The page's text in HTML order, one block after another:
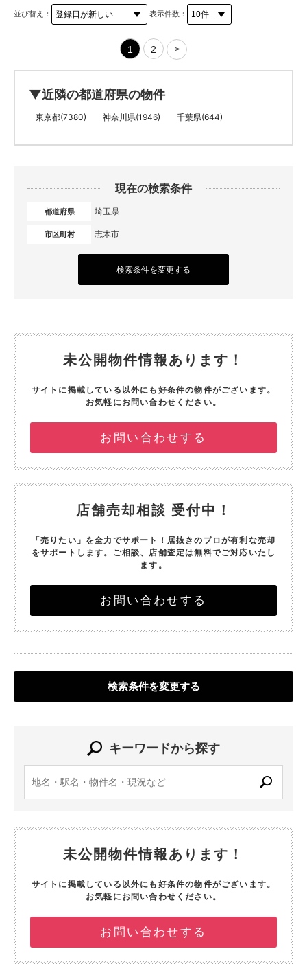
並び替え： 表示件数：
1 2 >
▼近隣の都道府県の物件
東京都(7380) 神奈川県(1946) 千葉県(644)
現在の検索条件
都道府県 埼玉県
市区町村 志木市
検索条件を変更する
未公開物件情報あります！
サイトに掲載している以外にも好条件の物件がございます。
お気軽にお問い合わせください。
お問い合わせする
店舗売却相談 受付中！
「売りたい」を全力でサポート！ 居抜きのプロが有利な売却
をサポートします。 ご相談、店舗査定は無料でご対応いたし
ます。
お問い合わせする
検索条件を変更する
キーワードから探す
未公開物件情報あります！
サイトに掲載している以外にも好条件の物件がございます。
お気軽にお問い合わせください。
お問い合わせする